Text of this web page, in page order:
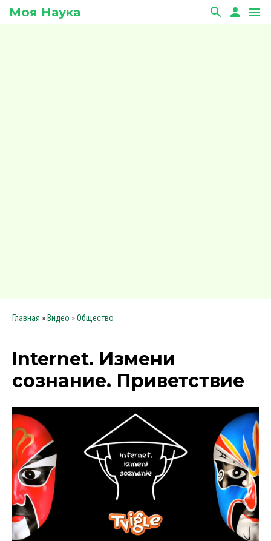
Моя Наука search person menu
Главная » Видео »Общество
Internet. Измени
сознание. Приветствие